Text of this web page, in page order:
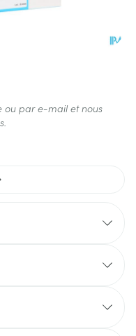
ou par e-mail et nous